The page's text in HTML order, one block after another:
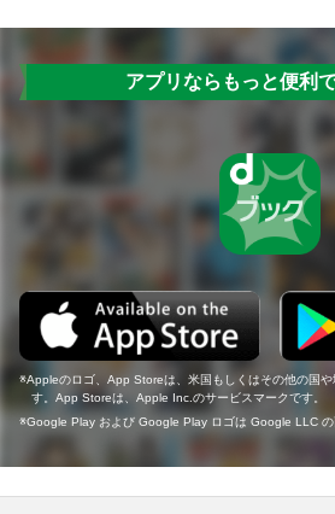
アプリならもっと便利
Appleのロゴ、App Storeは、米国もしくはその他の国
す。App Storeは、Apple Inc.のサービスマークです。
Google Play および Google Play ロゴは Google LLC の